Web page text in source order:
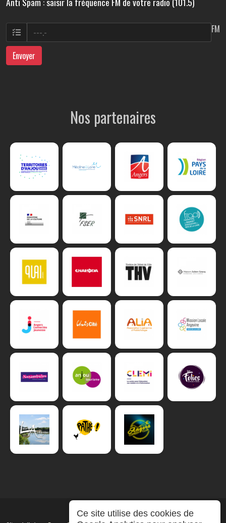
FM
Envoyer
Nos partenaires
Ce site utilise des cookies de